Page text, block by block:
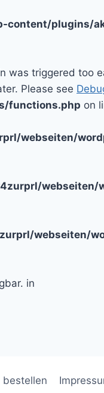
content/plugins/
was triggered too
Please see
functions.php on
webseiten/
webseiten/
webseiten/
in
bestellen